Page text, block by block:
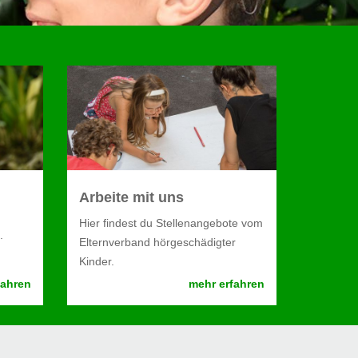
Arbeite mit uns
Hier findest du Stellenangebote vom
Elternverband hörgeschädigter
Kinder.
mehr erfahren